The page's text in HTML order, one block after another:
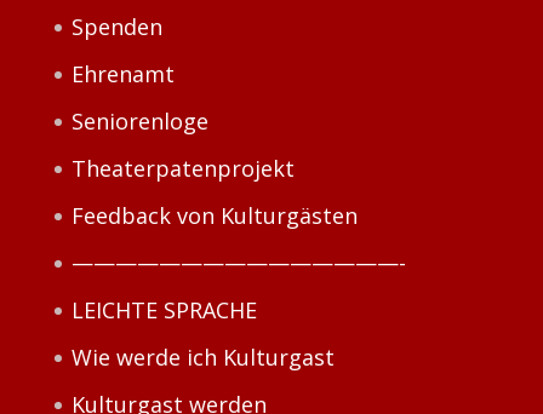
Spenden
Ehrenamt
Seniorenloge
Theaterpatenprojekt
Feedback von Kulturgästen
———————————————-
LEICHTE SPRACHE
Wie werde ich Kulturgast
Kulturgast werden